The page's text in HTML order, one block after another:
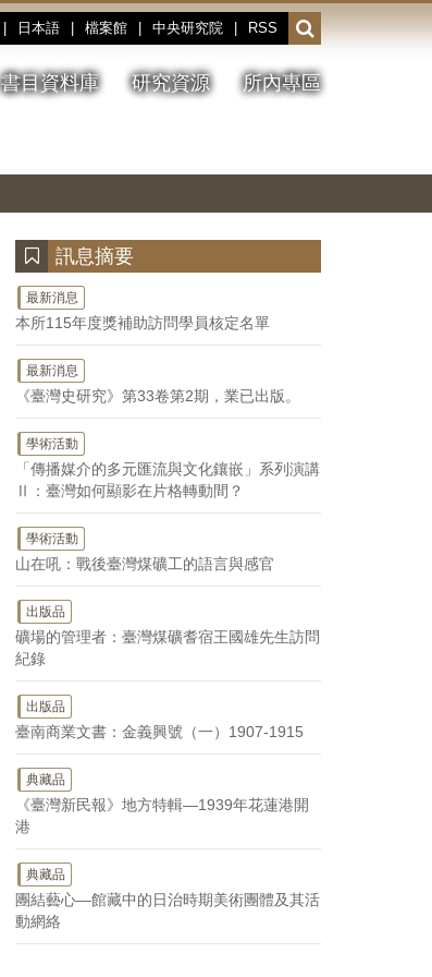
日本語 檔案館 中央研究院 RSS
開
啟
或
收
書目資料庫 研究資源 所內專區
停、
圖
圖
結
訊息摘要
最新消息
本所115年度獎補助訪問學員核定名單
最新消息
《臺灣史研究》第33卷第2期，業已出版。
學術活動
「傳播媒介的多元匯流與文化鑲嵌」系列演講
Ⅱ：臺灣如何顯影在片格轉動間？
學術活動
山在吼：戰後臺灣煤礦工的語言與感官
出版品
礦場的管理者：臺灣煤礦耆宿王國雄先生訪問
紀錄
出版品
臺南商業文書：金義興號（一）1907-1915
典藏品
《臺灣新民報》地方特輯—1939年花蓮港開
港
典藏品
團結藝心—館藏中的日治時期美術團體及其活
動網絡